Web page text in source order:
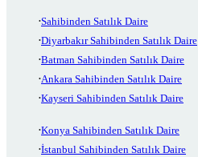
Sahibinden Satılık Daire
Diyarbakır Sahibinden Satılık Daire
Batman Sahibinden Satılık Daire
Ankara Sahibinden Satılık Daire
Kayseri Sahibinden Satılık Daire
Konya Sahibinden Satılık Daire
İstanbul Sahibinden Satılık Daire